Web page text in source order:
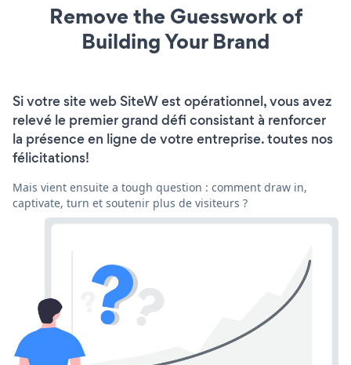
Remove the Guesswork of
Building Your Brand
Si votre site web SiteW est opérationnel, vous avez
relevé le premier grand défi consistant à renforcer
la présence en ligne de votre entreprise. toutes nos
félicitations!
Mais vient ensuite a tough question : comment draw in,
captivate, turn et soutenir plus de visiteurs ?